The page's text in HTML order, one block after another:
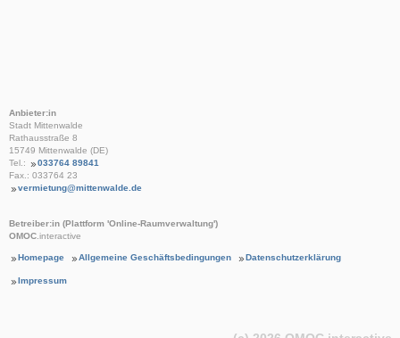
Anbieter:in
Stadt Mittenwalde
Rathausstraße 8
15749 Mittenwalde (DE)
Tel.:
033764 89841
Fax.: 033764 23
vermietung@mittenwalde.de
Betreiber:in (Plattform 'Online-Raumverwaltung')
OMOC.interactive
Homepage Allgemeine Geschäftsbedingungen Datenschutzerklärung
Impressum